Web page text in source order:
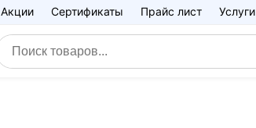
Акции Сертификаты Прайс лист Услуги